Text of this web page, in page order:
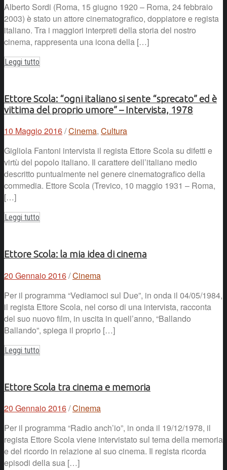
Alberto Sordi (Roma, 15 giugno 1920 – Roma, 24 febbraio
2003) è stato un attore cinematografico, doppiatore e regista
italiano. Tra i maggiori interpreti della storia del nostro
cinema, rappresenta una icona della […]
Leggi tutto
Ettore Scola: “ogni italiano si sente “sprecato” ed è
vittima del proprio umore” – Intervista, 1978
10 Maggio 2016/Cinema, Cultura
Gigliola Fantoni intervista il regista Ettore Scola su difetti e
virtù del popolo italiano. Il carattere dell’italiano medio
descritto puntualmente nel genere cinematografico della
commedia. Ettore Scola (Trevico, 10 maggio 1931 – Roma,
[…]
Leggi tutto
Ettore Scola: la mia idea di cinema
20 Gennaio 2016/Cinema
Per il programma “Vediamoci sul Due”, in onda il 04/05/1984,
il regista Ettore Scola, nel corso di una intervista, racconta
del suo nuovo film, in uscita in quell’anno, “Ballando
Ballando”, spiega il proprio […]
Leggi tutto
Ettore Scola tra cinema e memoria
20 Gennaio 2016/Cinema
Per il programma “Radio anch’io”, in onda il 19/12/1978, il
regista Ettore Scola viene intervistato sul tema della memoria
e del ricordo in relazione al suo cinema. Il regista ricorda
episodi della sua […]